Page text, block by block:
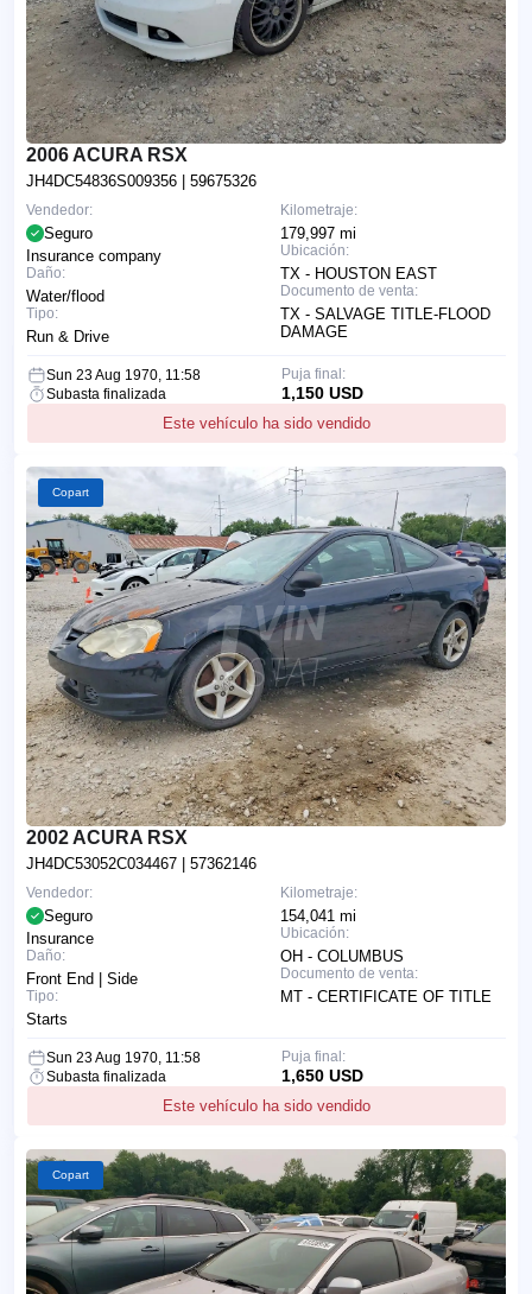
2006 ACURA RSX
JH4DC54836S009356 | 59675326
Kilometraje:
179,997 mi
Ubicación:
TX - HOUSTON EAST
Documento de venta:
TX - SALVAGE TITLE-FLOOD
DAMAGE
Vendedor:
Seguro
Insurance company
Daño:
Water/flood
Tipo:
Run & Drive
Sun 23 Aug 1970, 11:58
Subasta finalizada
Este vehículo ha sido vendido
Puja final:
1,150 USD
Copart
2002 ACURA RSX
JH4DC53052C034467 | 57362146
Kilometraje:
154,041 mi
Ubicación:
OH - COLUMBUS
Documento de venta:
MT - CERTIFICATE OF TITLE
Vendedor:
Seguro
Insurance
Daño:
Front End | Side
Tipo:
Starts
Sun 23 Aug 1970, 11:58
Subasta finalizada
Este vehículo ha sido vendido
Puja final:
1,650 USD
Copart